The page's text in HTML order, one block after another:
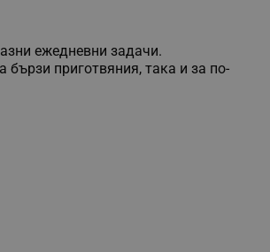
ежедневни задачи.
приготвяния, така и за по-